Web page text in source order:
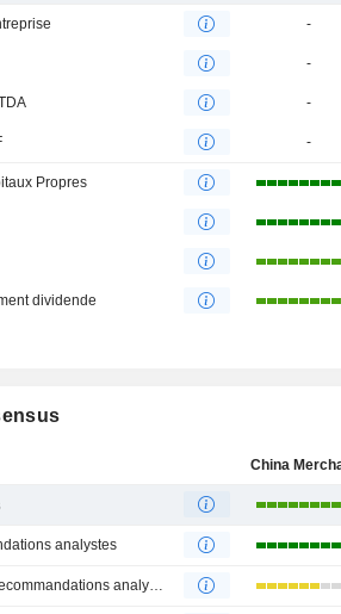
-
-
-
-
Propres
dividende
analystes
analystes 1 an